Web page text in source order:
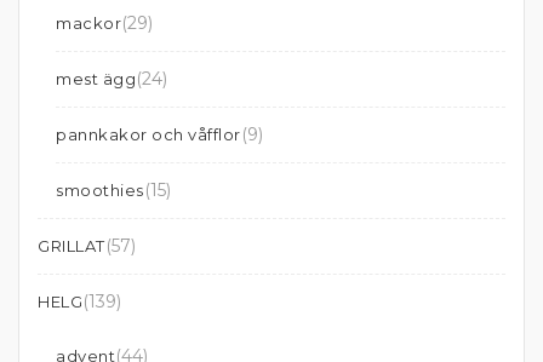
mackor(29)
mest ägg(24)
pannkakor och våfflor(9)
smoothies(15)
GRILLAT(57)
HELG(139)
advent(44)